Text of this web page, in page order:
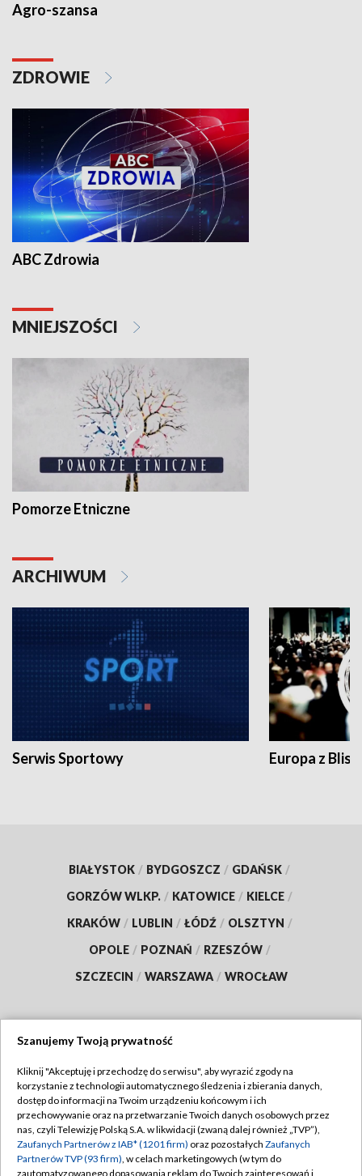
Agro-szansa
ZDROWIE
ABC Zdrowia
MNIEJSZOŚCI
Pomorze Etniczne
ARCHIWUM
Serwis Sportowy Europa z
BIAŁYSTOK / BYDGOSZCZ / GDAŃSK /
GORZÓW WLKP. / KATOWICE / KIELCE /
KRAKÓW / LUBLIN / ŁÓDŹ / OLSZTYN /
OPOLE / POZNAŃ / RZESZÓW /
SZCZECIN / WARSZAWA / WROCŁAW
TVP
Abonament TVP
Emisja w TVP
Centrum informacji TVP
Regulamin TVP
Polityka prywatności
Moje zgody
Szanujemy Twoją prywatność
Kliknij "Akceptuję i przechodzę do serwisu", aby wyrazić zgody na
korzystanie z technologii automatycznego śledzenia i zbierania danych,
dostęp do informacji na Twoim urządzeniu końcowym i ich
przechowywanie oraz na przetwarzanie Twoich danych osobowych przez
nas, czyli Telewizję Polską S.A. w likwidacji (zwaną dalej również „TVP”),
Zaufanych Partnerów z IAB* (1201 firm) oraz pozostałych Zaufanych
Partnerów TVP (93 firm), w celach marketingowych (w tym do
zautomatyzowanego dopasowania reklam do Twoich zainteresowań i